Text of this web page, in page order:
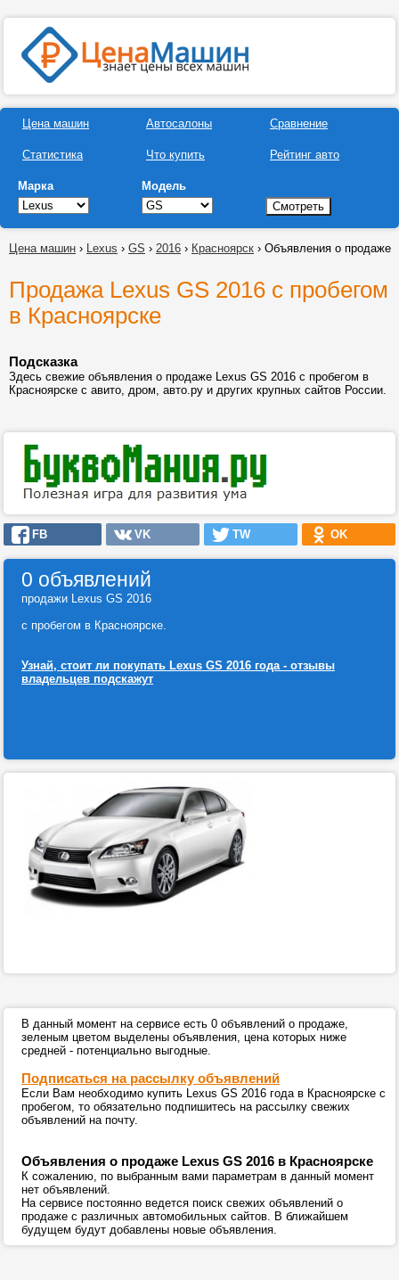
Цена машин
Статистика
Автосалоны
Что купить
Сравнение
Рейтинг авто
Марка Модель
Цена машин › Lexus › GS › 2016 › Красноярск › Объявления о продаже
Продажа Lexus GS 2016 с пробегом
в Красноярске
Подсказка
Здесь свежие объявления о продаже Lexus GS 2016 с пробегом в
Красноярске с авито, дром, авто.ру и других крупных сайтов России.
FB VK TW OK
0 объявлений
продажи Lexus GS 2016
с пробегом в Красноярске.
Узнай, стоит ли покупать Lexus GS 2016 года - отзывы
владельцев подскажут
В данный момент на сервисе есть 0 объявлений о продаже,
зеленым цветом выделены объявления, цена которых ниже
средней - потенциально выгодные.
Подписаться на рассылку объявлений
Если Вам необходимо купить Lexus GS 2016 года в Красноярске с
пробегом, то обязательно подпишитесь на рассылку свежих
объявлений на почту.
Объявления о продаже Lexus GS 2016 в Красноярске
К сожалению, по выбранным вами параметрам в данный момент
нет объявлений.
На сервисе постоянно ведется поиск свежих объявлений о
продаже с различных автомобильных сайтов. В ближайшем
будущем будут добавлены новые объявления.